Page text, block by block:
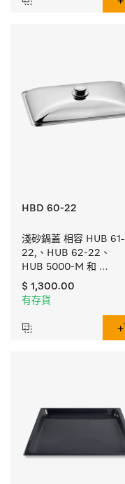
HBD 60-22
淺砂鍋蓋 相容 HUB 61-
22,、HUB 62-22、
HUB 5000-M 和
HUB 5001-M。
$ 1,300.00
有存貨